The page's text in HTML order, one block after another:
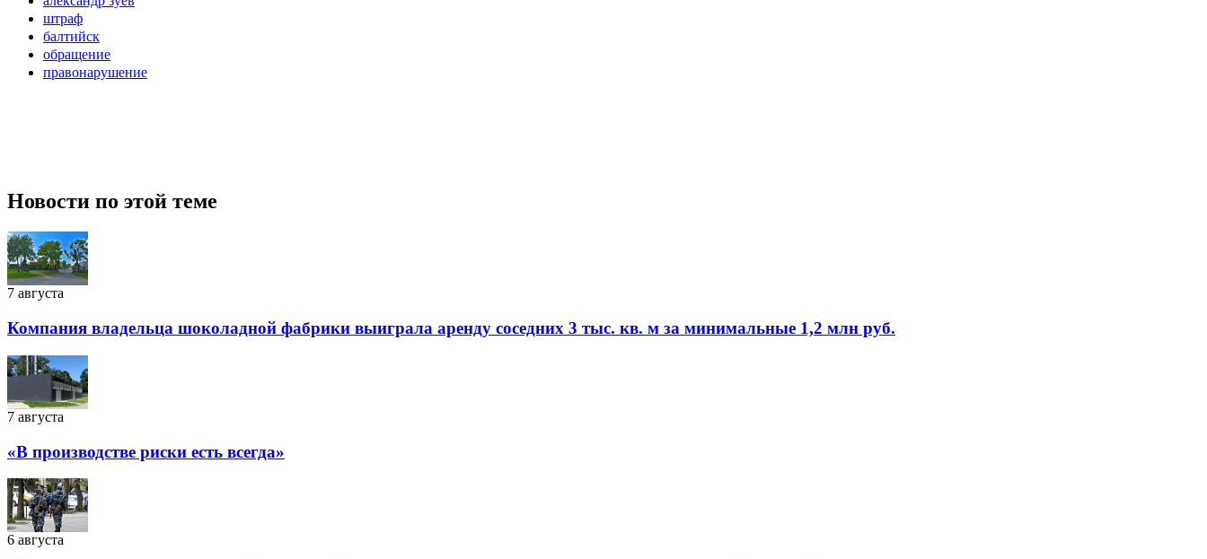
штраф
балтийск
обращение
правонарушение
Новости по этой теме
7 августа
Компания владельца шоколадной фабрики выиграла аренду соседних 3 тыс. кв. м за минимальные 1,2 млн руб.
7 августа
«В производстве риски есть всегда»
6 августа